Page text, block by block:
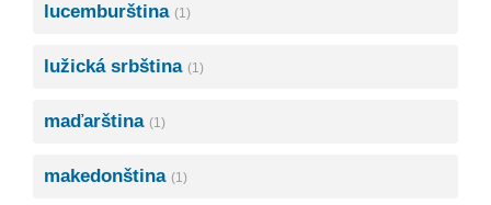
lucemburština (1)
lužická srbština (1)
maďarština (1)
makedonština (1)